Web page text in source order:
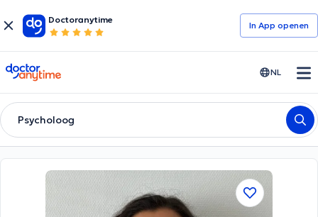
Doctoranytime
In App openen
doctoranytime NL
Psycholoog